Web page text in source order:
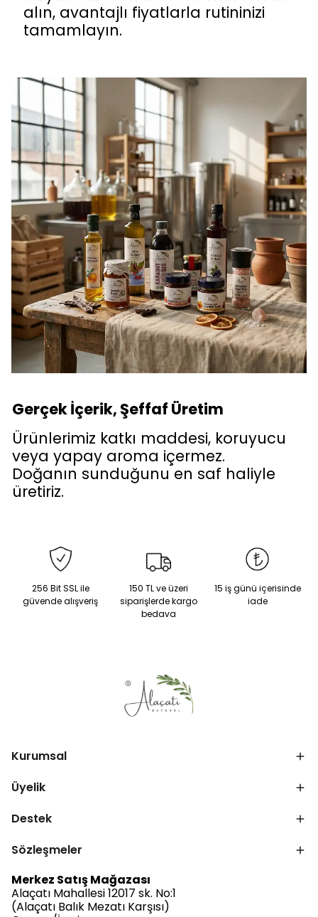
alın, avantajlı fiyatlarla rutininizi
tamamlayın.
Gerçek İçerik, Şeffaf Üretim
Ürünlerimiz katkı maddesi, koruyucu
veya yapay aroma içermez.
Doğanın sunduğunu en saf haliyle
üretiriz.
256 Bit SSL ile
güvende alışveriş
150 TL ve üzeri
siparişlerde kargo
bedava
15 iş günü içerisinde
iade
Kurumsal
Üyelik
Destek
Sözleşmeler
Merkez Satış Mağazası
Alaçatı Mahallesi 12017 sk. No:1
(Alaçatı Balık Mezatı Karşısı)